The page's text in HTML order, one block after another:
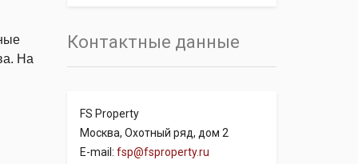
На
Контактные данные
FS Property
Москва, Охотный ряд, дом 2
E-mail: fsp@fsproperty.ru